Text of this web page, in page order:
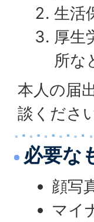
生活
厚生
所な
本人の届
談くださ
必要な
顔写
マイ